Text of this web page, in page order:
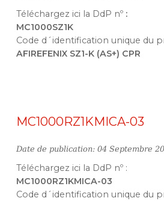
Téléchargez ici la DdP nº :
MC1000SZ1K
Code d´identification unique du
AFIREFENIX SZ1-K (AS+) CPR
MC1000RZ1KMICA-03
Date de publication: 04 Septembre
Téléchargez ici la DdP nº :
MC1000RZ1KMICA-03
Code d´identification unique du